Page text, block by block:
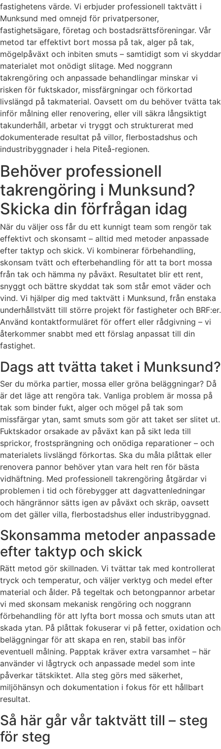
fastighetens värde. Vi erbjuder professionell taktvätt i
Munksund med omnejd för privatpersoner,
fastighetsägare, företag och bostadsrättsföreningar. Vår
metod tar effektivt bort mossa på tak, alger på tak,
mögelpåväxt och inbiten smuts – samtidigt som vi skyddar
materialet mot onödigt slitage. Med noggrann
takrengöring och anpassade behandlingar minskar vi
risken för fuktskador, missfärgningar och förkortad
livslängd på takmaterial. Oavsett om du behöver tvätta tak
inför målning eller renovering, eller vill säkra långsiktigt
takunderhåll, arbetar vi tryggt och strukturerat med
dokumenterade resultat på villor, flerbostadshus och
industribyggnader i hela Piteå-regionen.
Behöver professionell
takrengöring i Munksund?
Skicka din förfrågan idag
När du väljer oss får du ett kunnigt team som rengör tak
effektivt och skonsamt – alltid med metoder anpassade
efter taktyp och skick. Vi kombinerar förbehandling,
skonsam tvätt och efterbehandling för att ta bort mossa
från tak och hämma ny påväxt. Resultatet blir ett rent,
snyggt och bättre skyddat tak som står emot väder och
vind. Vi hjälper dig med taktvätt i Munksund, från enstaka
underhållstvätt till större projekt för fastigheter och BRF:er.
Använd kontaktformuläret för offert eller rådgivning – vi
återkommer snabbt med ett förslag anpassat till din
fastighet.
Dags att tvätta taket i Munksund?
Ser du mörka partier, mossa eller gröna beläggningar? Då
är det läge att rengöra tak. Vanliga problem är mossa på
tak som binder fukt, alger och mögel på tak som
missfärgar ytan, samt smuts som gör att taket ser slitet ut.
Fuktskador orsakade av påväxt kan på sikt leda till
sprickor, frostsprängning och onödiga reparationer – och
materialets livslängd förkortas. Ska du måla plåttak eller
renovera pannor behöver ytan vara helt ren för bästa
vidhäftning. Med professionell takrengöring åtgärdar vi
problemen i tid och förebygger att dagvattenledningar
och hängrännor sätts igen av påväxt och skräp, oavsett
om det gäller villa, flerbostadshus eller industribyggnad.
Skonsamma metoder anpassade
efter taktyp och skick
Rätt metod gör skillnaden. Vi tvättar tak med kontrollerat
tryck och temperatur, och väljer verktyg och medel efter
material och ålder. På tegeltak och betongpannor arbetar
vi med skonsam mekanisk rengöring och noggrann
förbehandling för att lyfta bort mossa och smuts utan att
skada ytan. På plåttak fokuserar vi på fetter, oxidation och
beläggningar för att skapa en ren, stabil bas inför
eventuell målning. Papptak kräver extra varsamhet – här
använder vi lågtryck och anpassade medel som inte
påverkar tätskiktet. Alla steg görs med säkerhet,
miljöhänsyn och dokumentation i fokus för ett hållbart
resultat.
Så här går vår taktvätt till – steg
för steg